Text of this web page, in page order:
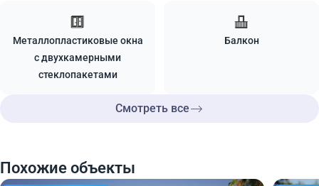
Металлопластиковые окна
с двухкамерными
стеклопакетами
Балкон
Смотреть все
Похожие объекты